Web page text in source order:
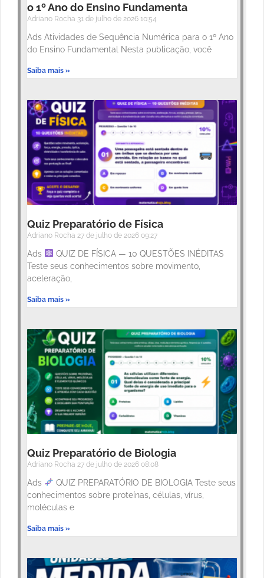
o 1º Ano do Ensino Fundamenta
Adriano Rocha 31 de julho de 2026 10:54
Ads Atividades de Sequência Numérica para o 1º Ano
do Ensino Fundamental Nesta publicação, você
Saiba mais »
Quiz Preparatório de Física
Adriano Rocha 27 de julho de 2026 09:27
Ads
QUIZ DE FÍSICA — 10 QUESTÕES INÉDITAS
Teste seus conhecimentos sobre movimento,
aceleração,
Saiba mais »
Quiz Preparatório de Biologia
Adriano Rocha 27 de julho de 2026 08:08
Ads
QUIZ PREPARATÓRIO DE BIOLOGIA Teste seus
conhecimentos sobre proteínas, células, vírus,
moléculas e
Saiba mais »